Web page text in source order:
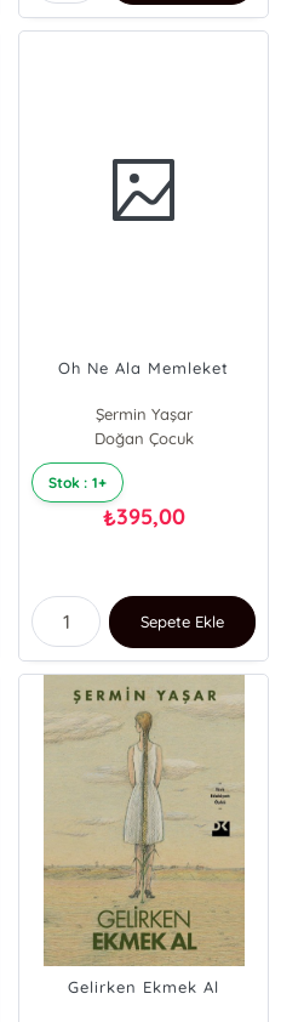
Oh Ne Ala Memleket
Şermin Yaşar
Doğan Çocuk
Stok : 1+
₺395,00
Sepete Ekle
Gelirken Ekmek Al